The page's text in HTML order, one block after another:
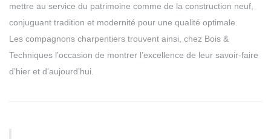
mettre au service du patrimoine comme de la construction neuf,
conjuguant tradition et modernité pour une qualité optimale.
Les compagnons charpentiers trouvent ainsi, chez Bois &
Techniques l’occasion de montrer l’excellence de leur savoir-faire
d’hier et d’aujourd’hui.